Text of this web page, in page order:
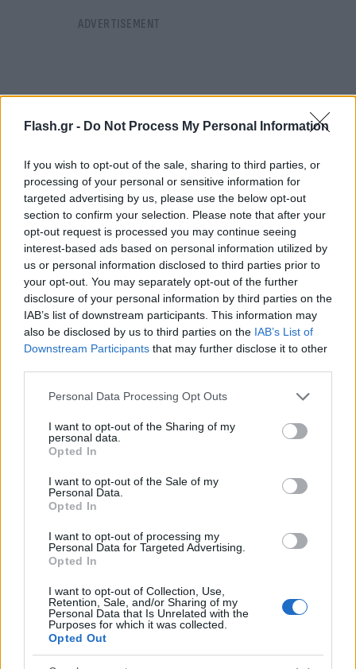
Flash.gr - Do Not Process My Personal Information
If you wish to opt-out of the sale, sharing to third parties, or
processing of your personal or sensitive information for
targeted advertising by us, please use the below opt-out
section to confirm your selection. Please note that after your
opt-out request is processed you may continue seeing
interest-based ads based on personal information utilized by
us or personal information disclosed to third parties prior to
your opt-out. You may separately opt-out of the further
disclosure of your personal information by third parties on the
IAB’s list of downstream participants. This information may
also be disclosed by us to third parties on the IAB’s List of
Downstream Participants that may further disclose it to other
Please note that this website/app uses one or more Google
not limited to your visit or usage behaviour. You may click to
grant or deny consent to Google and its third-party tags to
use your data for below specified purposes in below Google
consent section.
Personal Data Processing Opt Outs
I want to opt-out of the Sharing of my
personal data.
Opted In
I want to opt-out of the Sale of my
Personal Data.
Opted In
I want to opt-out of processing my
Personal Data for Targeted Advertising.
Opted In
I want to opt-out of Collection, Use,
Retention, Sale, and/or Sharing of my
Personal Data that Is Unrelated with the
Purposes for which it was collected.
Opted Out
Στο πρώτο του άλμα ο Έλληνας πρωταθλητής
πάτησε πολύ πίσω (12.7), αλλά πήδηξε δύο
εκατοστά πάνω απ’ τον Ετσεβαρία (8.11),
ωστόσο, ο Μέικελ Μάσο ήταν εκείνος που έκανε το
μεγαλύτερο άλμα στα 8.21.
Στο δεύτερη σειρά αλμάτων ο Ετσεβαρία ήταν
άκυρος, όπως κι ο Τεντόγλου με τον Μάσο να
διατηρεί το προβάδισμα στο 8.21, καθώς πήδηξε
μόλις 8.05. Στην τρίτη σειρά, ωστόσο, ο Ετσεβαρία
έκανε ένα πολύ μεγάλο άλμα στα 8.41 μ.,
έκανε δεύτερο σερί άκυρο άλμα, μένοντας στην
τρίτη θέση.